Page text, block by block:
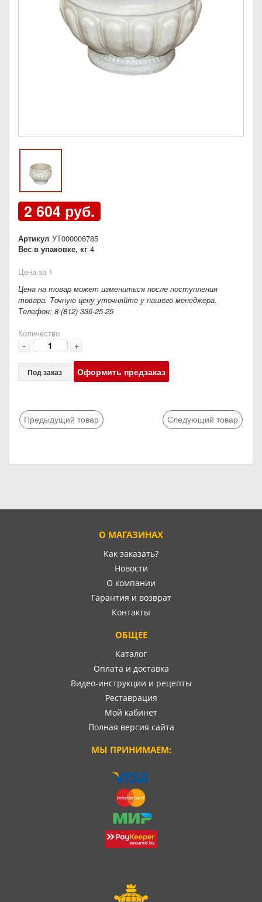
2 604 руб.
Артикул УТ000006785
Вес в упаковке, кг 4
Цена за 1
Цена на товар может измениться после поступления
товара. Точную цену уточняйте у нашего менеджера.
Телефон: 8 (812) 336-25-25
Количество
- +
Под заказ Оформить предзаказ
Предыдущий товар Следующий товар
О МАГАЗИНАХ
Как заказать?
Новости
О компании
Гарантия и возврат
Контакты
ОБЩЕЕ
Каталог
Оплата и доставка
Видео-инструкции и рецепты
Реставрация
Мой кабинет
Полная версия сайта
МЫ ПРИНИМАЕМ: